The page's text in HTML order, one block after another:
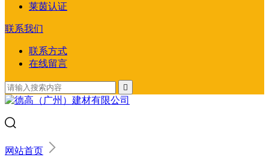
莱茵认证
联系我们
联系方式
在线留言

网站首页